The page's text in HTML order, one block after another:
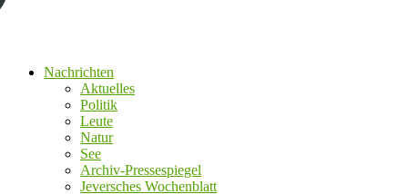
Nachrichten
Aktuelles
Politik
Leute
Natur
See
Archiv-Pressespiegel
Jeversches Wochenblatt